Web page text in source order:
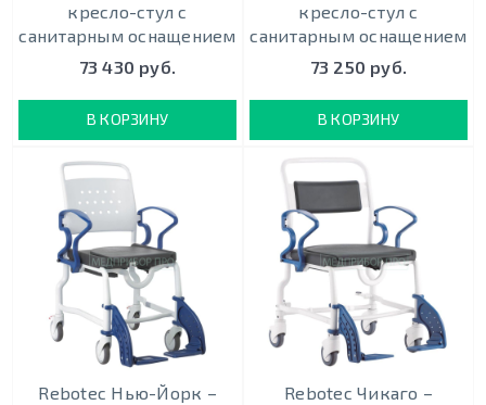
кресло-стул с
санитарным оснащением
73 430 руб.
В КОРЗИНУ
кресло-стул с
санитарным оснащением
73 250 руб.
В КОРЗИНУ
Rebotec Нью-Йорк –
Rebotec Чикаго –